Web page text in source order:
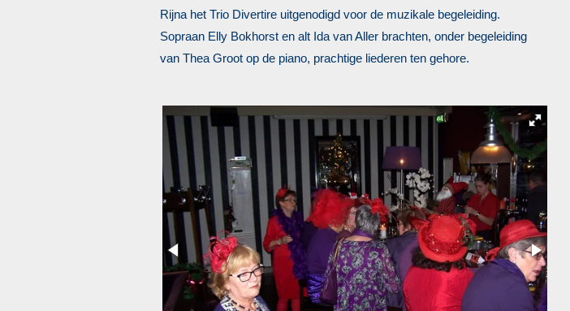
Rijna het Trio Divertire uitgenodigd voor de muzikale begeleiding.
Sopraan Elly Bokhorst en alt Ida van Aller brachten, onder begeleiding
van Thea Groot op de piano, prachtige liederen ten gehore.